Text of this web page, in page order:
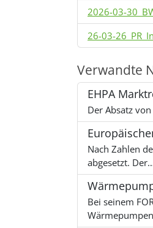
2026-03-
26-03-
Verwandte
EHPA
Der Absatz
Nach Zahlen
abgesetzt.
Bei seinem